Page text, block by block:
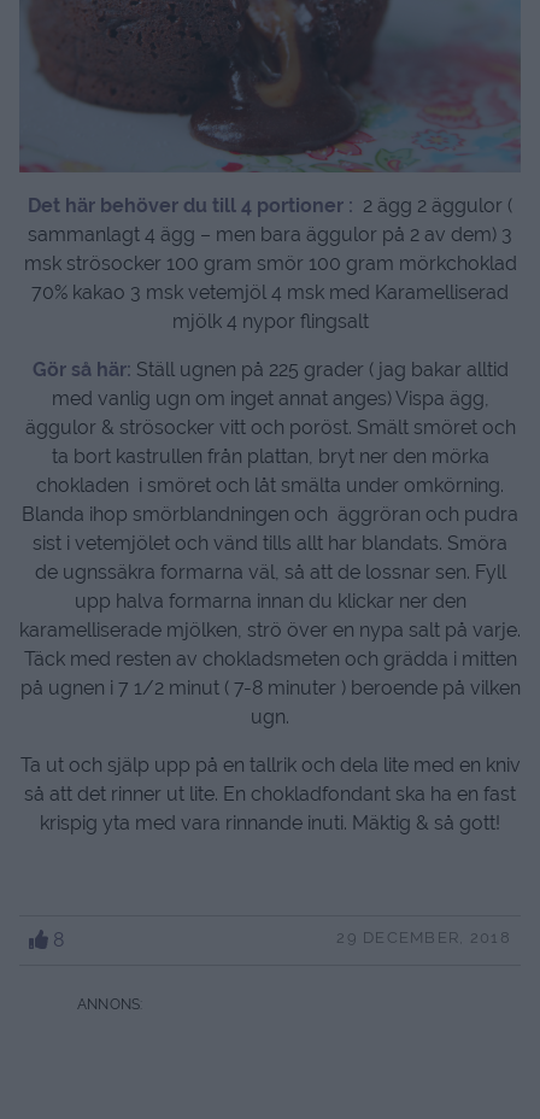
Det här behöver du till 4 portioner : 2 ägg 2 äggulor (
sammanlagt 4 ägg – men bara äggulor på 2 av dem) 3
msk strösocker 100 gram smör 100 gram mörkchoklad
70% kakao 3 msk vetemjöl 4 msk med Karamelliserad
mjölk 4 nypor flingsalt
Gör så här: Ställ ugnen på 225 grader ( jag bakar alltid
med vanlig ugn om inget annat anges) Vispa ägg,
äggulor & strösocker vitt och poröst. Smält smöret och
ta bort kastrullen från plattan, bryt ner den mörka
chokladen i smöret och låt smälta under omkörning.
Blanda ihop smörblandningen och äggröran och pudra
sist i vetemjölet och vänd tills allt har blandats. Smöra
de ugnssäkra formarna väl, så att de lossnar sen. Fyll
upp halva formarna innan du klickar ner den
karamelliserade mjölken, strö över en nypa salt på varje.
Täck med resten av chokladsmeten och grädda i mitten
på ugnen i 7 1/2 minut ( 7-8 minuter ) beroende på vilken
ugn.
Ta ut och själp upp på en tallrik och dela lite med en kniv
så att det rinner ut lite. En chokladfondant ska ha en fast
krispig yta med vara rinnande inuti. Mäktig & så gott!
8 29 DECEMBER, 2018